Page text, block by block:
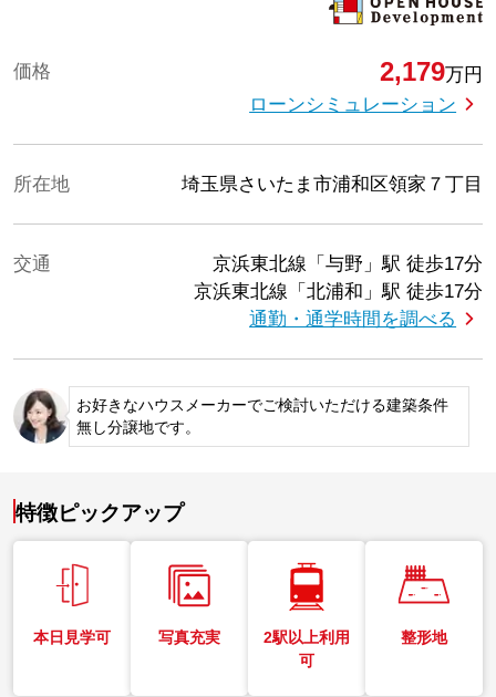
価格 2,179万円
ローンシミュレーション
所在地 埼玉県さいたま市浦和区領家７丁目
交通 京浜東北線「与野」駅 徒歩17分
京浜東北線「北浦和」駅 徒歩17分
通勤・通学時間を調べる
お好きなハウスメーカーでご検討いただける建築条件
無し分譲地です。
特徴ピックアップ
本日見学可 写真充実
2駅以上利用
可
整形地